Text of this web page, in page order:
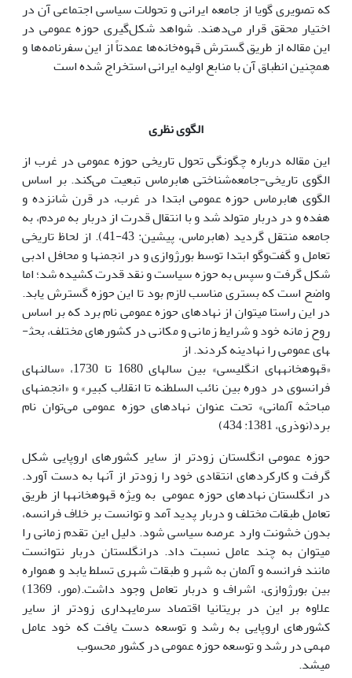
که تصویری گویا از جامعه ایرانی و تحولات سیاسی اجتماعی آن در
اختیار محقق قرار می‌دهند. شواهد شکل‌گیری حوزه عمومی در
این مقاله از طریق گسترش قهوه‌خانه‌ها عمدتاً از این سفرنامه‌ها و
همچنین انطباق آن با منابع اولیه ایرانی استخراج شده است
الگوی نظری
این مقاله درباره چگونگی تحول تاریخی حوزه عمومی در غرب از
الگوی تاریخی-جامعه‌شناختی هابرماس تبعیت می‌کند. بر اساس
الگوی هابرماس حوزه عمومی ابتدا در غرب، در قرن شانزده و
هفده و در دربار متولد شد و با انتقال قدرت از دربار به مردم، به
جامعه منتقل گردید (هابرماس، پیشین: 43-41). از لحاظ تاریخی
تعامل و گفت‌وگو ابتدا توسط بورژوازی و در انجمن­ها و محافل ادبی
شکل گرفت و سپس به حوزه سیاست و نقد قدرت کشیده شد؛ اما
واضح است که بستری مناسب لازم بود تا این حوزه گسترش یابد.
در این راستا می­توان از نهادهای حوزه عمومی نام برد که بر اساس
روح زمانه خود و شرایط زمانی و مکانی در کشورهای مختلف، بحث­
های عمومی را نهادینه کردند. از
«قهوه­خانه­های انگلیسی» بین سال­های 1680 تا 1730، «سالن­های
فرانسوی در دوره بین نائب السلطنه تا انقلاب کبیر» و «انجمن­های
مباحثه آلمانی» تحت عنوان نهادهای حوزه عمومی می‌توان نام
برد(نوذری، 1381: 434)
حوزه عمومی انگلستان زودتر از سایر کشورهای اروپایی شکل
گرفت و کارکردهای انتقادی خود را زودتر از آنها به دست آورد.
در انگلستان نهادهای حوزه عمومی به ویژه قهوه­خانه­ها از طریق
تعامل طبقات مختلف و دربار پدید آمد و توانست بر خلاف فرانسه،
بدون خشونت وارد عرصه سیاسی شود. دلیل این تقدم زمانی را
می­توان به چند عامل نسبت داد. درانگلستان دربار نتوانست
مانند فرانسه و آلمان به شهر و طبقات شهری تسلط یابد و همواره
بین بورژوازی، اشراف و دربار تعامل وجود داشت.(مور، 1369)
علاوه بر این در بریتانیا اقتصاد سرمایه­داری زودتر از سایر
کشورهای اروپایی به رشد و توسعه دست یافت که خود عامل
مهمی در رشد و توسعه حوزه عمومی در کشور محسوب
می­شد.